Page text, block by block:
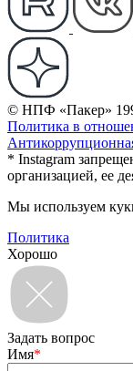
© НПФ «Пакер»
Политика в
* Instagram
организацией, ее
Мы используем
Политика
Хорошо
Задать вопрос
Имя*